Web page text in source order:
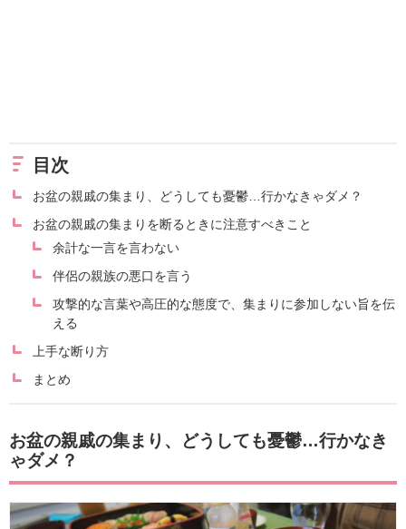
目次
お盆の親戚の集まり、どうしても憂鬱…行かなきゃダメ？
お盆の親戚の集まりを断るときに注意すべきこと
余計な一言を言わない
伴侶の親族の悪口を言う
攻撃的な言葉や高圧的な態度で、集まりに参加しない旨を伝
える
上手な断り方
まとめ
お盆の親戚の集まり、どうしても憂鬱…行かなき
ゃダメ？